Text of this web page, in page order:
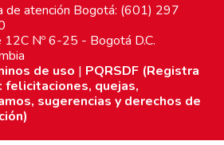
de atención Bogotá: (601) 297
12C Nº 6-25 - Bogotá D.C.
de uso | PQRSDF (Registra
felicitaciones, quejas,
sugerencias y derechos de